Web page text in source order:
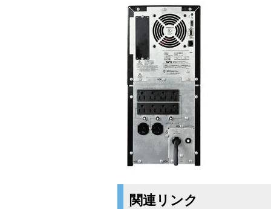
関連リンク